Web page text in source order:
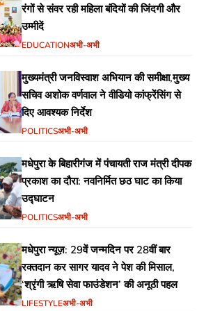
रंगों से संवर रही महिला बंदियों की जिंदगी और
उम्मीदें
EDUCATIONअभी-अभी
मुख्यमंत्री जनविस्वाश अभियान की समीक्षा,मुख्य
सचिव अशोक वर्णवाल ने वीडियो कांफ्रेंसिंग से
दिए आवश्यक निर्देश
POLITICSअभी-अभी
मधेपुरा के बिहारीगंज में पंचायती राज मंत्री दीपक
प्रकाश का दौरा: नवनिर्मित छठ घाट का किया
उद्घाटन
POLITICSअभी-अभी
मधेपुरा न्यूज़: 29वें जन्मदिन पर 28वीं बार
रक्तदान कर सागर यादव ने पेश की मिसाल,
‘श्रृंगी ऋषि सेवा फाउंडेशन’ की अनूठी पहल
LIFESTYLEअभी-अभी